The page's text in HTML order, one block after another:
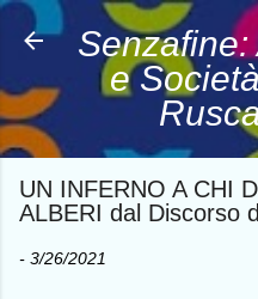
Passa ai
e
UN INFERNO A CHI
ALBERI dal Discorso
- 3/26/2021